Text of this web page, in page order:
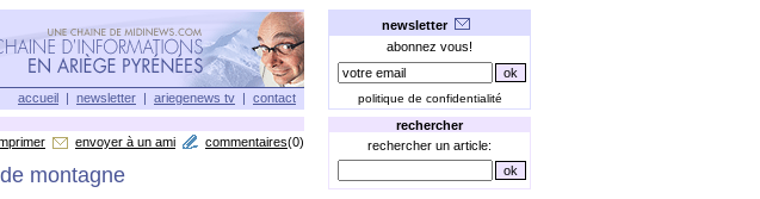
accueil | newsletter | ariegenews tv | contact
newsletter
abonnez vous!
politique de confidentialité
envoyer à un ami commentaires(0)
montagne
rechercher
rechercher un article: